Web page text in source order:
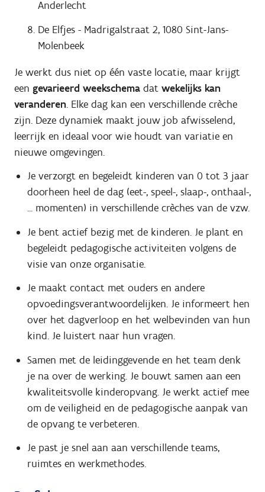
Anderlecht
De Elfjes - Madrigalstraat 2, 1080 Sint-Jans-
Molenbeek
Je werkt dus niet op één vaste locatie, maar krijgt
een gevarieerd weekschema dat wekelijks kan
veranderen. Elke dag kan een verschillende crèche
zijn. Deze dynamiek maakt jouw job afwisselend,
leerrijk en ideaal voor wie houdt van variatie en
nieuwe omgevingen.
Je verzorgt en begeleidt kinderen van 0 tot 3 jaar
doorheen heel de dag (eet-, speel-, slaap-, onthaal-,
... momenten) in verschillende crèches van de vzw.
Je bent actief bezig met de kinderen. Je plant en
begeleidt pedagogische activiteiten volgens de
visie van onze organisatie.
Je maakt contact met ouders en andere
opvoedingsverantwoordelijken. Je informeert hen
over het dagverloop en het welbevinden van hun
kind. Je luistert naar hun vragen.
Samen met de leidinggevende en het team denk
je na over de werking. Je bouwt samen aan een
kwaliteitsvolle kinderopvang. Je werkt actief mee
om de veiligheid en de pedagogische aanpak van
de opvang te verbeteren.
Je past je snel aan aan verschillende teams,
ruimtes en werkmethodes.